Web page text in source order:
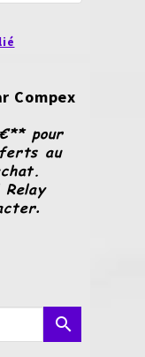
Compex
pour
au
.
search